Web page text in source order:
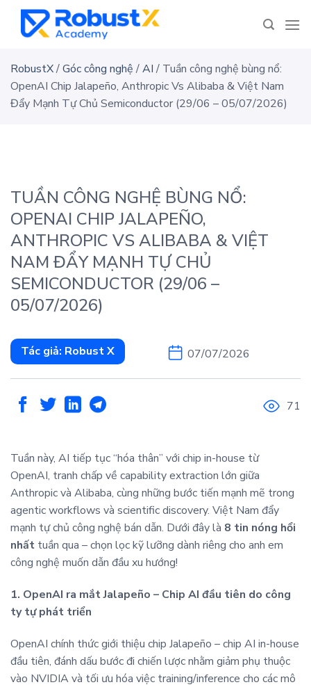
content
RobustX/Góc công nghệ/AI/ Tuần công nghệ bùng nổ:
OpenAI Chip Jalapeño, Anthropic Vs Alibaba & Việt Nam
Đẩy Mạnh Tự Chủ Semiconductor (29/06 – 05/07/2026)
TUẦN CÔNG NGHỆ BÙNG NỔ:
OPENAI CHIP JALAPEÑO,
ANTHROPIC VS ALIBABA & VIỆT
NAM ĐẨY MẠNH TỰ CHỦ
SEMICONDUCTOR (29/06 –
05/07/2026)
Tác giả: Robust X 07/07/2026
71
Tuần này, AI tiếp tục “hóa thân” với chip in-house từ
OpenAI, tranh chấp về capability extraction lớn giữa
Anthropic và Alibaba, cùng những bước tiến mạnh mẽ trong
agentic workflows và scientific discovery. Việt Nam đẩy
mạnh tự chủ công nghệ bán dẫn. Dưới đây là 8 tin nóng hổi
nhất tuần qua – chọn lọc kỹ lưỡng dành riêng cho anh em
công nghệ muốn dẫn đầu xu hướng!
1. OpenAI ra mắt Jalapeño – Chip AI đầu tiên do công
ty tự phát triển
OpenAI chính thức giới thiệu chip Jalapeño – chip AI in-house
đầu tiên, đánh dấu bước đi chiến lược nhằm giảm phụ thuộc
vào NVIDIA và tối ưu hóa việc training/inference cho các mô